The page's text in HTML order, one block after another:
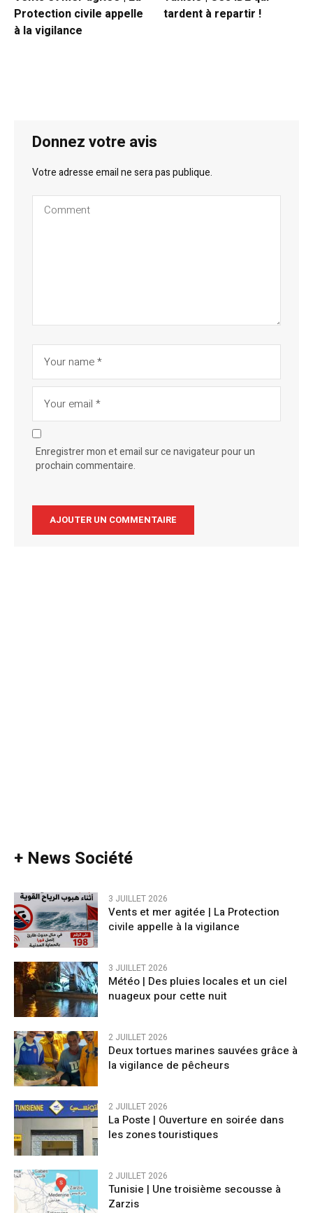
Protection civile appelle
à la vigilance
tardent à repartir !
Donnez votre avis
Votre adresse email ne sera pas publique.
Enregistrer mon et email sur ce navigateur pour un
prochain commentaire.
+ News Société
3 JUILLET 2026
Vents et mer agitée | La Protection
civile appelle à la vigilance
3 JUILLET 2026
Météo | Des pluies locales et un ciel
nuageux pour cette nuit
2 JUILLET 2026
Deux tortues marines sauvées grâce à
la vigilance de pêcheurs
2 JUILLET 2026
La Poste | Ouverture en soirée dans
les zones touristiques
2 JUILLET 2026
Tunisie | Une troisième secousse à
Zarzis